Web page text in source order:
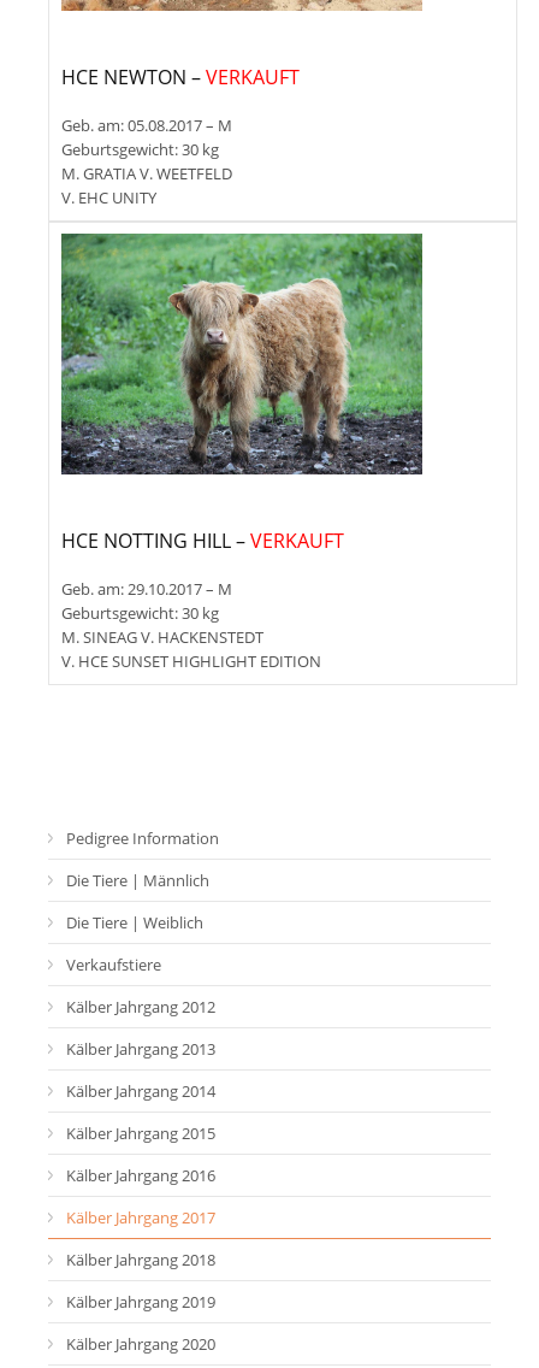
HCE NEWTON –VERKAUFT
Geb. am: 05.08.2017 – M
Geburtsgewicht: 30 kg
M. GRATIA V. WEETFELD
V. EHC UNITY
HCE NOTTING HILL –VERKAUFT
Geb. am: 29.10.2017 – M
Geburtsgewicht: 30 kg
M. SINEAG V. HACKENSTEDT
V. HCE SUNSET HIGHLIGHT EDITION
Pedigree Information
Die Tiere | Männlich
Die Tiere | Weiblich
Verkaufstiere
Kälber Jahrgang 2012
Kälber Jahrgang 2013
Kälber Jahrgang 2014
Kälber Jahrgang 2015
Kälber Jahrgang 2016
Kälber Jahrgang 2017
Kälber Jahrgang 2018
Kälber Jahrgang 2019
Kälber Jahrgang 2020